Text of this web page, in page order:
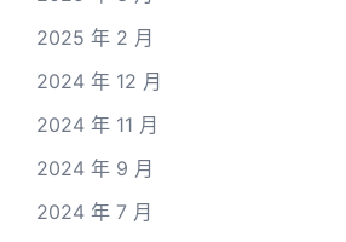
2025 年 2 月
2024 年 12 月
2024 年 11 月
2024 年 9 月
2024 年 7 月